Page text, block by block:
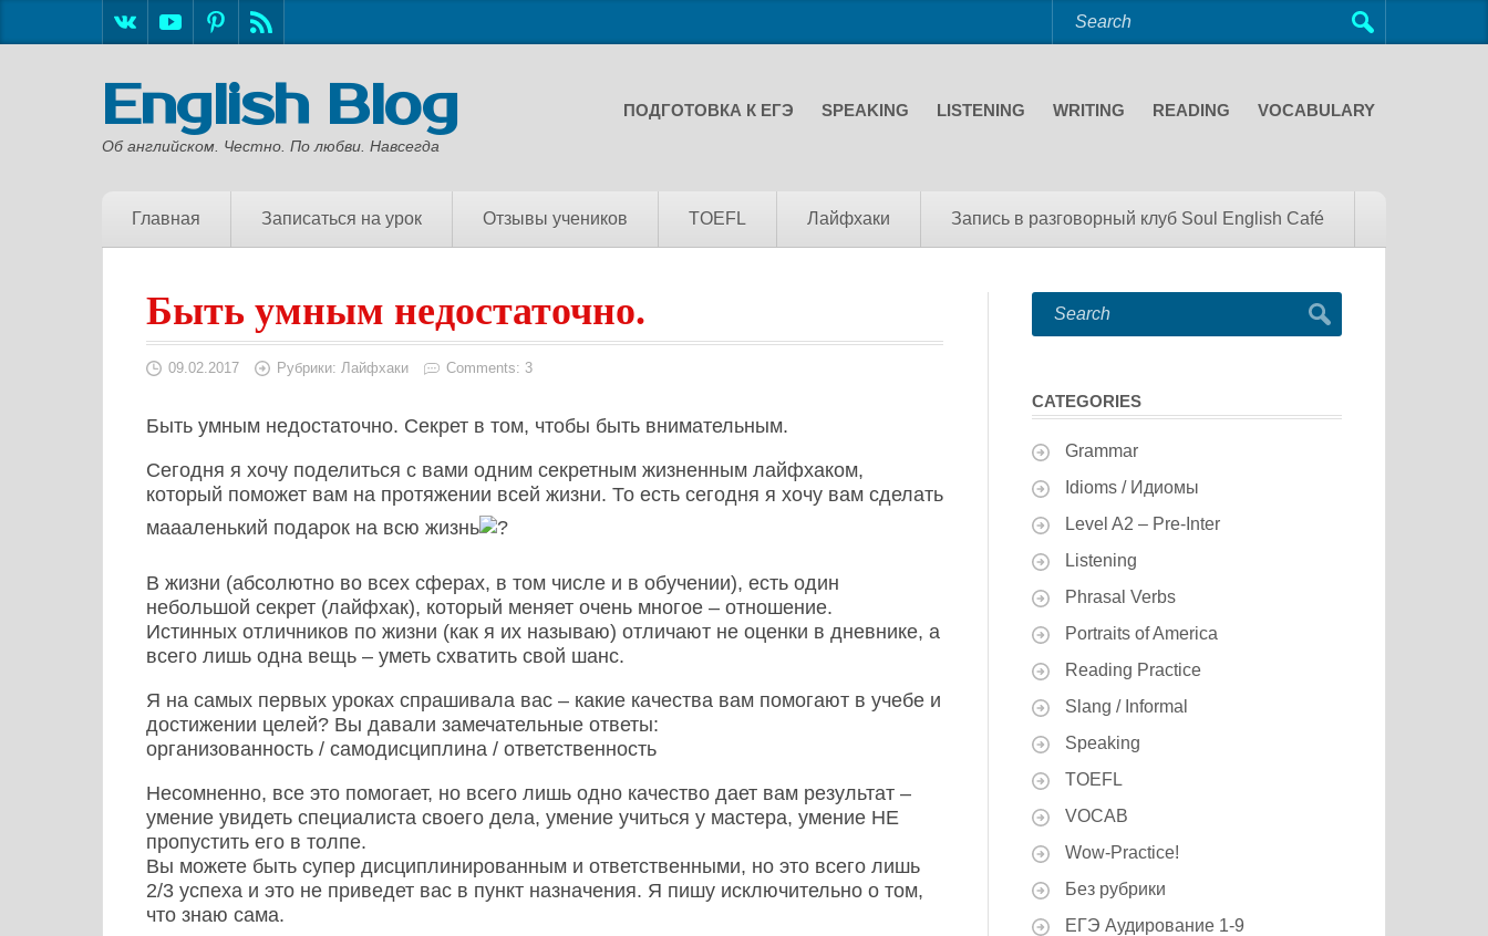
English Blog
Об английском. Честно. По любви. Навсегда
ПОДГОТОВКА К ЕГЭ SPEAKING LISTENING WRITING READING VOCABULARY
Главная Записаться на урок Отзывы учеников TOEFL Лайфхаки Запись в разговорный клуб Soul English Café
Быть умным недостаточно.
09.02.2017 Рубрики: Лайфхаки Comments: 3
Быть умным недостаточно. Секрет в том, чтобы быть внимательным.
Сегодня я хочу поделиться с вами одним секретным жизненным лайфхаком,
который поможет вам на протяжении всей жизни. То есть сегодня я хочу вам сделать
маааленький подарок на всю жизнь
В жизни (абсолютно во всех сферах, в том числе и в обучении), есть один
небольшой секрет (лайфхак), который меняет очень многое – отношение.
Истинных отличников по жизни (как я их называю) отличают не оценки в дневнике, а
всего лишь одна вещь – уметь схватить свой шанс.
Я на самых первых уроках спрашивала вас – какие качества вам помогают в учебе и
достижении целей? Вы давали замечательные ответы:
организованность / самодисциплина / ответственность
Несомненно, все это помогает, но всего лишь одно качество дает вам результат –
умение увидеть специалиста своего дела, умение учиться у мастера, умение НЕ
пропустить его в толпе.
Вы можете быть супер дисциплинированным и ответственными, но это всего лишь
2/3 успеха и это не приведет вас в пункт назначения. Я пишу исключительно о том,
что знаю сама.
CATEGORIES
Grammar
Idioms / Идиомы
Level A2 – Pre-Inter
Listening
Phrasal Verbs
Portraits of America
Reading Practice
Slang / Informal
Speaking
TOEFL
VOCAB
Wow-Practice!
Без рубрики
ЕГЭ Аудирование 1-9